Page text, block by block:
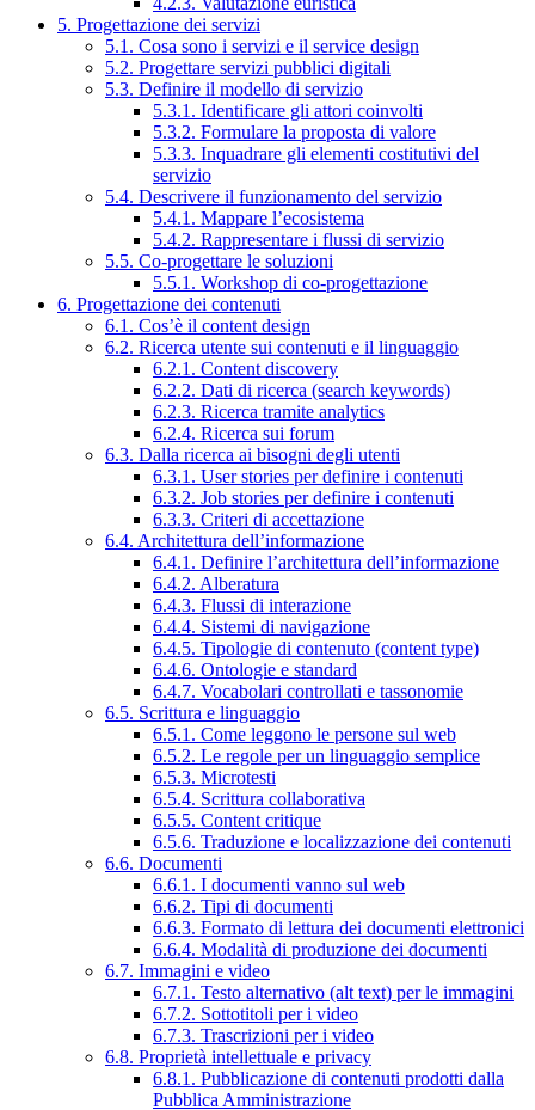
5. Progettazione dei servizi
5.1. Cosa sono i servizi e il service design
5.2. Progettare servizi pubblici digitali
5.3. Definire il modello di servizio
5.3.1. Identificare gli attori coinvolti
5.3.2. Formulare la proposta di valore
5.3.3. Inquadrare gli elementi costitutivi del
servizio
5.4. Descrivere il funzionamento del servizio
5.4.1. Mappare l’ecosistema
5.4.2. Rappresentare i flussi di servizio
5.5. Co-progettare le soluzioni
5.5.1. Workshop di co-progettazione
6. Progettazione dei contenuti
6.1. Cos’è il content design
6.2. Ricerca utente sui contenuti e il linguaggio
6.2.1. Content discovery
6.2.2. Dati di ricerca (search keywords)
6.2.3. Ricerca tramite analytics
6.2.4. Ricerca sui forum
6.3. Dalla ricerca ai bisogni degli utenti
6.3.1. User stories per definire i contenuti
6.3.2. Job stories per definire i contenuti
6.3.3. Criteri di accettazione
6.4. Architettura dell’informazione
6.4.1. Definire l’architettura dell’informazione
6.4.2. Alberatura
6.4.3. Flussi di interazione
6.4.4. Sistemi di navigazione
6.4.5. Tipologie di contenuto (content type)
6.4.6. Ontologie e standard
6.4.7. Vocabolari controllati e tassonomie
6.5. Scrittura e linguaggio
6.5.1. Come leggono le persone sul web
6.5.2. Le regole per un linguaggio semplice
6.5.3. Microtesti
6.5.4. Scrittura collaborativa
6.5.5. Content critique
6.5.6. Traduzione e localizzazione dei contenuti
6.6. Documenti
6.6.1. I documenti vanno sul web
6.6.2. Tipi di documenti
6.6.3. Formato di lettura dei documenti elettronici
6.6.4. Modalità di produzione dei documenti
6.7. Immagini e video
6.7.1. Testo alternativo (alt text) per le immagini
6.7.2. Sottotitoli per i video
6.7.3. Trascrizioni per i video
6.8. Proprietà intellettuale e privacy
6.8.1. Pubblicazione di contenuti prodotti dalla
Pubblica Amministrazione